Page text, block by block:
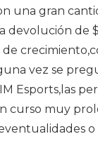
una gran
de
vez se
IM Esports,las
curso muy